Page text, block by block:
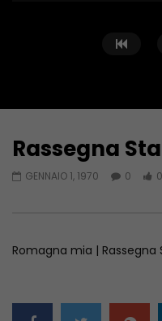
Rassegna
GENNAIO 1, 1970 0 0
Romagna mia |